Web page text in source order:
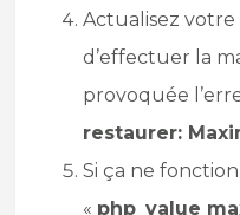
Actualisez votre
d’effectuer la
provoquée
restaurer:
Si ça ne
« php_value